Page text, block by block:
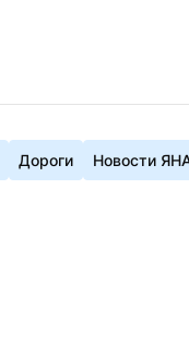
Дороги Новости